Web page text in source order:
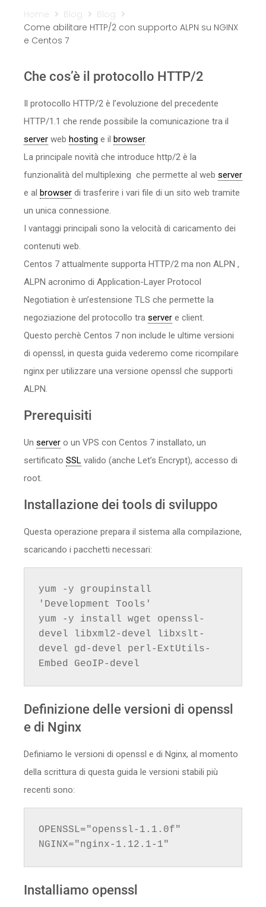
Sicurezza
Servizi
Home Blog
Blog
Come abilitare HTTP/2 con supporto ALPN su NGINX
e Centos 7
Che cos’è il protocollo HTTP/2
Il protocollo HTTP/2 è l’evoluzione del precedente
HTTP/1.1 che rende possibile la comunicazione tra il
server web hosting e il browser.
La principale novità che introduce http/2 è la
funzionalità del multiplexing che permette al web server
e al browser di trasferire i vari file di un sito web tramite
un unica connessione.
I vantaggi principali sono la velocità di caricamento dei
contenuti web.
Centos 7 attualmente supporta HTTP/2 ma non ALPN ,
ALPN acronimo di Application-Layer Protocol
Negotiation è un’estensione TLS che permette la
negoziazione del protocollo tra server e client.
Questo perchè Centos 7 non include le ultime versioni
di openssl, in questa guida vederemo come ricompilare
nginx per utilizzare una versione openssl che supporti
ALPN.
Prerequisiti
Un server o un VPS con Centos 7 installato, un
sertificato SSL valido (anche Let’s Encrypt), accesso di
root.
Installazione dei tools di sviluppo
Questa operazione prepara il sistema alla compilazione,
scaricando i pacchetti necessari:
yum -y groupinstall
'Development Tools'
yum -y install wget openssl-
devel libxml2-devel libxslt-
devel gd-devel perl-ExtUtils-
Embed GeoIP-devel
Definizione delle versioni di openssl
e di Nginx
Definiamo le versioni di openssl e di Nginx, al momento
della scrittura di questa guida le versioni stabili più
recenti sono:
OPENSSL="openssl-1.1.0f"
NGINX="nginx-1.12.1-1"
Installiamo openssl